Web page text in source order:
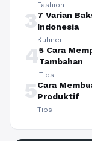
Fashion
37 Varian
Indonesia
Kuliner
45 Cara
Tambahan
Tips
5Cara
Produktif
Tips